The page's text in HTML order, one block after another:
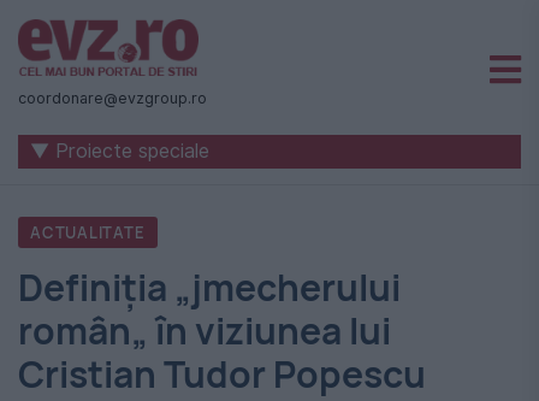
Știri
naționale
internaționale
România
-
Evenimentul
Zilei
coordonare@evzgroup.ro
▼ Proiecte speciale
ACTUALITATE
Definiția „jmecherului
român„ în viziunea lui
Cristian Tudor Popescu